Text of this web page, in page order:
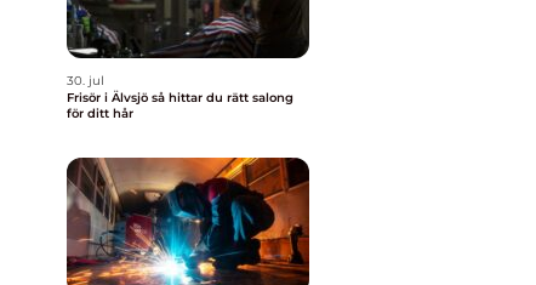
30. jul
Frisör i Älvsjö så hittar du rätt salong
för ditt hår